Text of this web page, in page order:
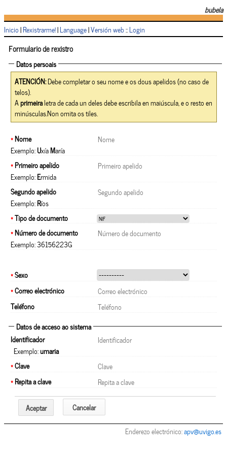
bubela
Inicio|Rexistrarme!|Language|Versión web::Login
Formulario de rexistro
Datos persoais
ATENCIÓN:Debe completar o seu nome e os dous apelidos (no caso de
telos).
Aprimeiraletra de cada un deles debe escribila en maiúscula, e o resto en
minúsculas.Non omita os tiles.
*Nome
Exemplo:UxíaMaría
*Primeiro apelido
Exemplo:Ermida
Segundo apelido
Exemplo:Ríos
*Tipo de documento
*Número de documento
Exemplo: 36156223G
*Sexo
*Correo electrónico
Teléfono
Datos de acceso ao sistema
Identificador
Exemplo:umaria
*Clave
*Repita a clave
Aceptar Cancelar
Enderezo electrónico:apv@uvigo.es